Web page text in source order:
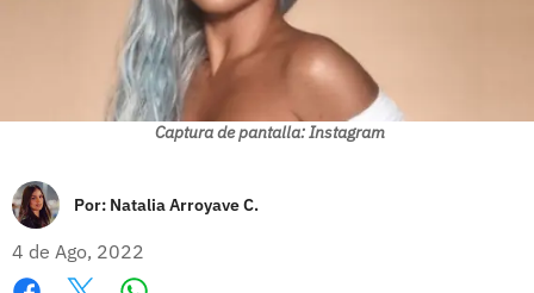
Captura de pantalla: Instagram
Por: Natalia Arroyave C.
4 de Ago, 2022